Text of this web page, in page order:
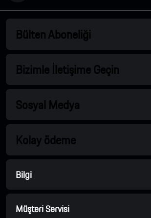
Bülten Aboneliği
Bizimle İletişime Geçin
Sosyal Medya
Kolay ödeme
Bilgi
Müşteri Servisi